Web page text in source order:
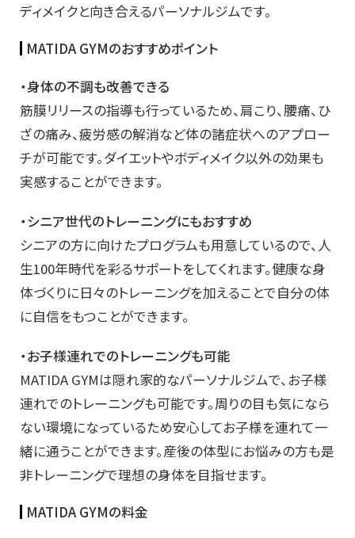
ディメイクと向き合えるパーソナルジムです。
MATIDA GYMのおすすめポイント
・身体の不調も改善できる
筋膜リリースの指導も行っているため、肩こり、腰痛、ひ
ざの痛み、疲労感の解消など体の諸症状へのアプロー
チが可能です。ダイエットやボディメイク以外の効果も
実感することができます。
・シニア世代のトレーニングにもおすすめ
シニアの方に向けたプログラムも用意しているので、人
生100年時代を彩るサポートをしてくれます。健康な身
体づくりに日々のトレーニングを加えることで自分の体
に自信をもつことができます。
・お子様連れでのトレーニングも可能
MATIDA GYMは隠れ家的なパーソナルジムで、お子様
連れでのトレーニングも可能です。周りの目も気になら
ない環境になっているため安心してお子様を連れて一
緒に通うことができます。産後の体型にお悩みの方も是
非トレーニングで理想の身体を目指せます。
MATIDA GYMの料金